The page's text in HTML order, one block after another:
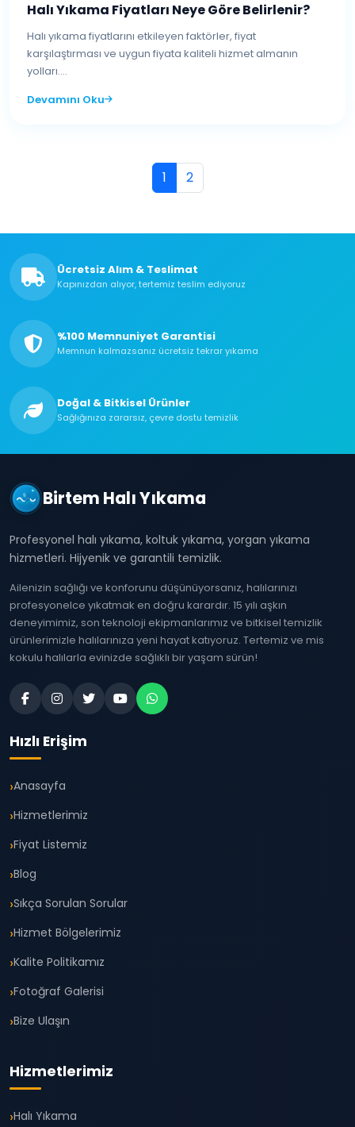
Halı Yıkama Fiyatları Neye Göre Belirlenir?
Halı yıkama fiyatlarını etkileyen faktörler, fiyat
karşılaştırması ve uygun fiyata kaliteli hizmet almanın
yolları....
Devamını Oku
1 2
Ücretsiz Alım & Teslimat
Kapınızdan alıyor, tertemiz teslim ediyoruz
%100 Memnuniyet Garantisi
Memnun kalmazsanız ücretsiz tekrar yıkama
Doğal & Bitkisel Ürünler
Sağlığınıza zararsız, çevre dostu temizlik
Birtem Halı Yıkama
Profesyonel halı yıkama, koltuk yıkama, yorgan yıkama
hizmetleri. Hijyenik ve garantili temizlik.
Ailenizin sağlığı ve konforunu düşünüyorsanız, halılarınızı
profesyonelce yıkatmak en doğru karardır. 15 yılı aşkın
deneyimimiz, son teknoloji ekipmanlarımız ve bitkisel temizlik
ürünlerimizle halılarınıza yeni hayat katıyoruz. Tertemiz ve mis
kokulu halılarla evinizde sağlıklı bir yaşam sürün!
Hızlı Erişim
Anasayfa
Hizmetlerimiz
Fiyat Listemiz
Blog
Sıkça Sorulan Sorular
Hizmet Bölgelerimiz
Kalite Politikamız
Fotoğraf Galerisi
Bize Ulaşın
Hizmetlerimiz
Halı Yıkama